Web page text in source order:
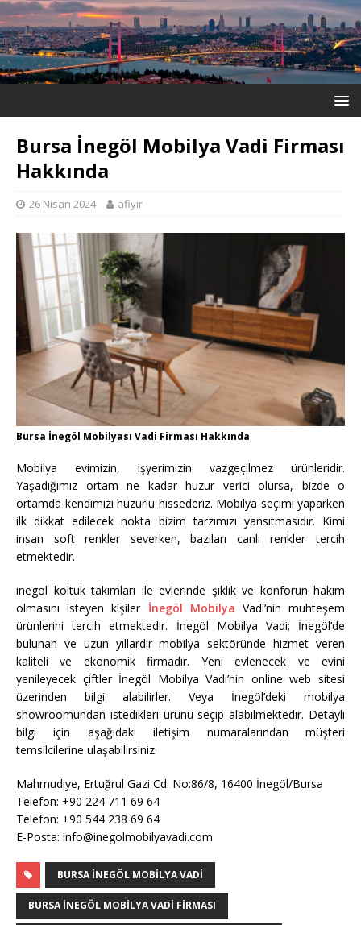
Bursa İnegöl Mobilya Vadi Firması
Hakkında
26 Nisan 2024 afiyir
Bursa İnegöl Mobilyası Vadi Firması Hakkında
Mobilya evimizin, işyerimizin vazgeçilmez ürünleridir.
Yaşadığımız ortam ne kadar huzur verici olursa, bizde o
ortamda kendimizi huzurlu hissederiz. Mobilya seçimi yaparken
ilk dikkat edilecek nokta bizim tarzımızı yansıtmasıdır. Kimi
insan soft renkler severken, bazıları canlı renkler tercih
etmektedir.
inegöl koltuk takımları ile evlerinde şıklık ve konforun hakim
olmasını isteyen kişiler İnegöl Mobilya Vadi’nin muhteşem
ürünlerini tercih etmektedir. İnegöl Mobilya Vadi; İnegöl’de
bulunan ve uzun yıllardır mobilya sektöründe hizmet veren
kaliteli ve ekonomik firmadır. Yeni evlenecek ve evini
yenileyecek çiftler İnegöl Mobilya Vadi’nin online web sitesi
üzerinden bilgi alabilirler. Veya İnegöl’deki mobilya
showroomundan istedikleri ürünü seçip alabilmektedir. Detaylı
bilgi için aşağıdaki iletişim numaralarından müşteri
temsilcilerine ulaşabilirsiniz.
Mahmudiye, Ertuğrul Gazi Cd. No:86/8, 16400 İnegöl/Bursa
Telefon: +90 224 711 69 64
Telefon: +90 544 238 69 64
E-Posta: info@inegolmobilyavadi.com
BURSA İNEGÖL MOBILYA VADI
BURSA İNEGÖL MOBILYA VADI FIRMASI